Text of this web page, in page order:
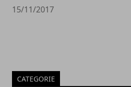
15/11/2017
CATEGORIE